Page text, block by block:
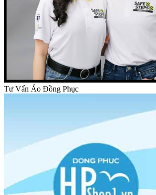
Tư Vấn Áo Đồng Phục